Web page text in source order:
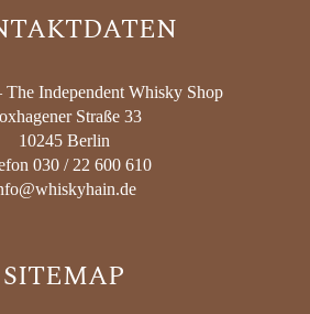
Independent Whisky Shop
Straße 33
10245 Berlin
030 / 22 600 610
SITEMAP